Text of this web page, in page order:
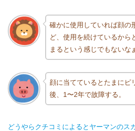
確かに使用していれば顔の
ど、使用を続けているから
まるという感じでもないな
顔に当てているとたまにピ
後、1〜2年で故障する。
どうやらクチコミによるとヤーマンのス